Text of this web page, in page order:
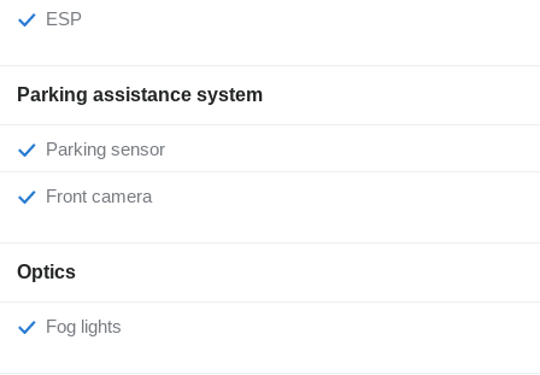
ESP
Parking assistance system
Parking sensor
Front camera
Optics
Fog lights